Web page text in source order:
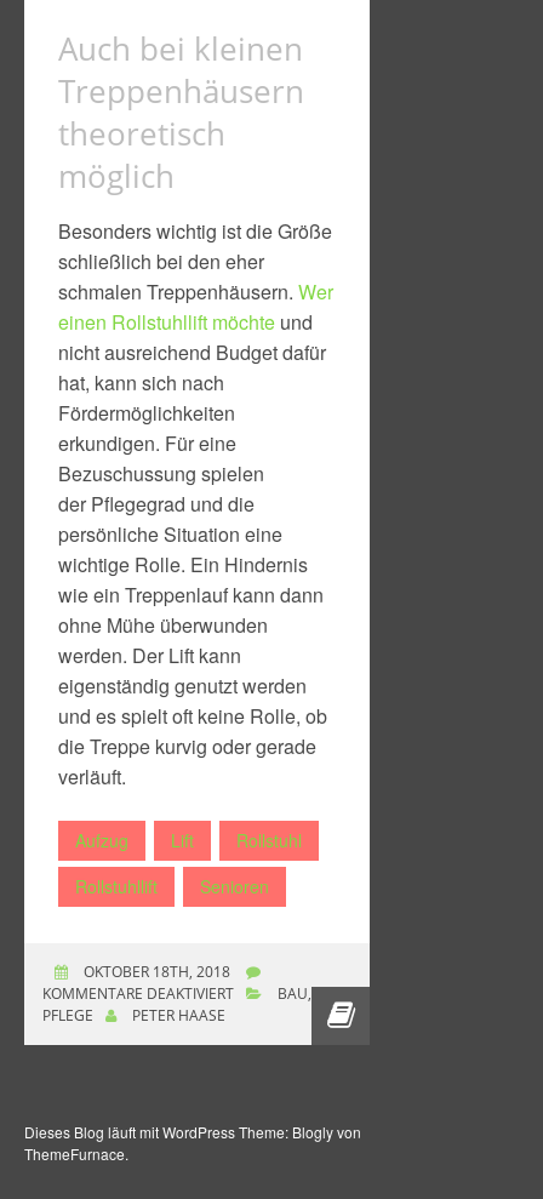
Auch bei kleinen
Treppenhäusern
theoretisch
möglich
Besonders wichtig ist die Größe
schließlich bei den eher
schmalen Treppenhäusern. Wer
einen Rollstuhllift möchte und
nicht ausreichend Budget dafür
hat, kann sich nach
Fördermöglichkeiten
erkundigen. Für eine
Bezuschussung spielen
der Pflegegrad und die
persönliche Situation eine
wichtige Rolle. Ein Hindernis
wie ein Treppenlauf kann dann
ohne Mühe überwunden
werden. Der Lift kann
eigenständig genutzt werden
und es spielt oft keine Rolle, ob
die Treppe kurvig oder gerade
verläuft.
Aufzug Lift
Rollstuhl
Rollstuhllift
Senioren
OKTOBER 18TH, 2018
KOMMENTARE DEAKTIVIERTFÜR
BAU,
PFLEGE
PETER HAASE
Dieses Blog läuft mit WordPressTheme: Blogly von
ThemeFurnace.